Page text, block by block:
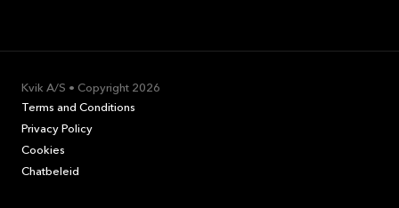
Kvik A/S • Copyright 2026
Terms and Conditions
Privacy Policy
Cookies
Chatbeleid